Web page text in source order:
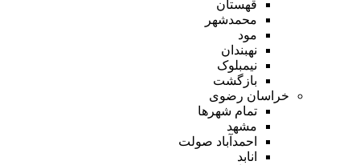
قهستان
محمدشهر
مود
نهبندان
نیمبلوک
بازگشت
خراسان رضوی
تمام شهر‌ها
مشهد
احمدآباد صولت
انابد